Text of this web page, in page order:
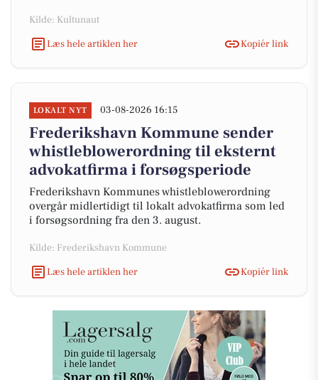
Kilde: Kultunaut
Læs hele artiklen her
Kopiér link
LOKALT NYT 03-08-2026 16:15
Frederikshavn Kommune sender
whistleblowerordning til eksternt
advokatfirma i forsøgsperiode
Frederikshavn Kommunes whistleblowerordning
overgår midlertidigt til lokalt advokatfirma som led
i forsøgsordning fra den 3. august.
Kilde: Frederikshavn Kommune
Læs hele artiklen her
Kopiér link